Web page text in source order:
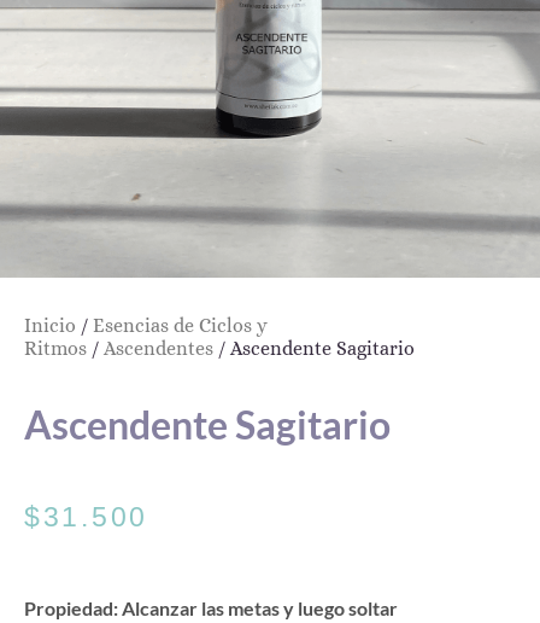
Inicio / Esencias de Ciclos y
Ritmos / Ascendentes / Ascendente Sagitario
Ascendente Sagitario
$31.500
Propiedad: Alcanzar las metas y luego soltar